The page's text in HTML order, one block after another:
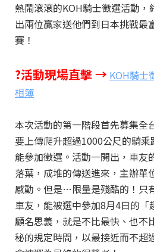
熱鬧滾滾的KOH騎士徵選活動
出兩位贏家送他們到日本挑戰最
賽！
?活動現場直擊 → KOH騎士
相簿
本次活動的第一階段首先募集全
要上傳爬升超過1000公尺的騎
能參加徵選。活動一開出，車友
落葉，成堆的傳送進來，主辦單
感動。但是…限量是殘酷的！只
車友，能被選中參加8月4日的「
顧名思義，就是不比最快、也不
秘的規定時間，以最接近而不超